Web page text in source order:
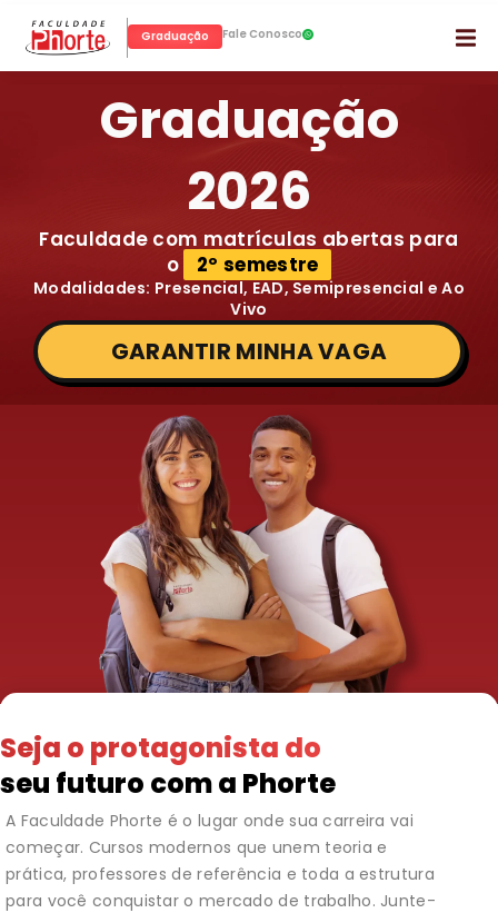
Graduação Fale Conosco
Graduação
2026
Faculdade com matrículas abertas para
o
2º semestre
Modalidades: Presencial, EAD, Semipresencial e Ao
Vivo
GARANTIR MINHA VAGA
Seja o protagonista do
seu futuro com a Phorte
A Faculdade Phorte é o lugar onde sua carreira vai
começar. Cursos modernos que unem teoria e
prática, professores de referência e toda a estrutura
para você conquistar o mercado de trabalho. Junte-